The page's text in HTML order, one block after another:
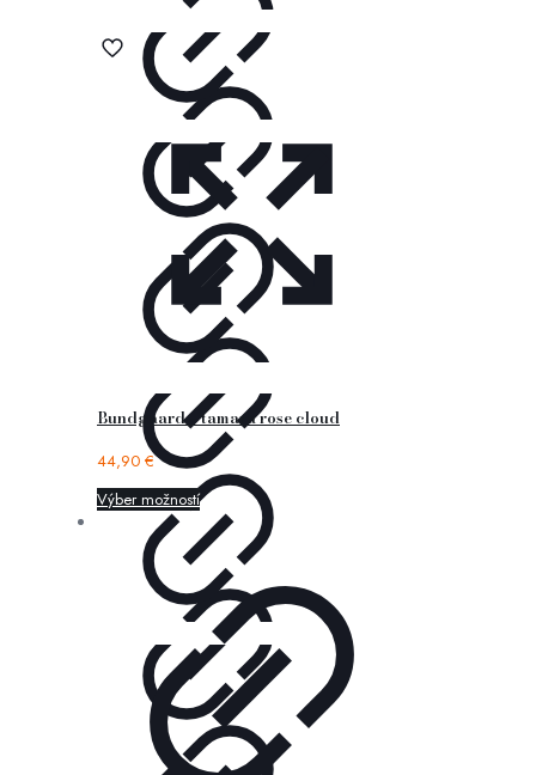
Bundgaard – tamara rose cloud
44,90 €
Výber možností